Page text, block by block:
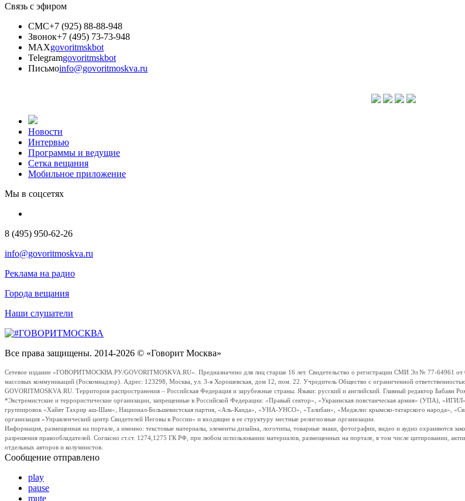
Связь с эфиром
СМС+7 (925) 88-88-948
Звонок+7 (495) 73-73-948
MAXgovoritmskbot
Telegramgovoritmskbot
Письмоinfo@govoritmoskva.ru
Новости
Интервью
Программы и ведущие
Сетка вещания
Мобильное приложение
Мы в соцсетях
8 (495) 950-62-26
info@govoritmoskva.ru
Реклама на радио
Города вещания
Наши слушатели
Все права защищены. 2014-2026 © «Говорит Москва»
Сетевое издание «ГОВОРИТМОСКВА.РУ/GOVORITMOSKVA.RU». Предназначено для лиц старше 16 лет. Свидетельство о регистрации СМИ Эл № 77-64961 от
массовых коммуникаций (Роскомнадзор). Адрес: 123298, Москва, ул. 3-я Хорошевская, дом 12, пом. 22. Учредитель Общество с ограниченной
GOVORITMOSKVA.RU. Территория распространения – Российская Федерация и зарубежные страны. Языки: русский и английский. Главный редактор
*Экстремистские и террористические организации, запрещенные в Российской Федерации: «Правый сектор», «Украинская повстанческая армия» (УПА),
группировок «Хайят Тахрир аш-Шам», Национал-Большевистская партия, «Аль-Каида», «УНА-УНСО», «Талибан», «Меджлис крымско-татарского народа»,
организация «Управленческий центр Свидетелей Иеговы в России» и входящие в ее структуру местные религиозные организации.
Информация, размещенная на портале, а именно: текстовые материалы, элементы дизайна, логотипы, товарные знаки, фотографии, видео и аудио охраняются
разрешения правообладателей. Согласно ст.ст. 1274,1275 ГК РФ, при любом использовании материалов, размещенных на портале, в том числе цитировании,
отдельных авторов и колумнистов.
Сообщение отправлено
play
pause
mute